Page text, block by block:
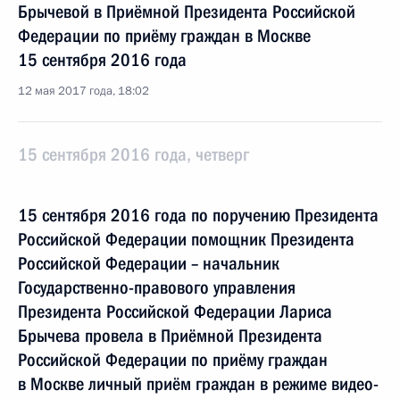
Брычевой в Приёмной Президента Российской
Федерации по приёму граждан в Москве
15 сентября 2016 года
12 мая 2017 года, 18:02
15 сентября 2016 года, четверг
15 сентября 2016 года по поручению Президента
Российской Федерации помощник Президента
Российской Федерации – начальник
Государственно-правового управления
Президента Российской Федерации Лариса
Брычева провела в Приёмной Президента
Российской Федерации по приёму граждан
в Москве личный приём граждан в режиме видео-